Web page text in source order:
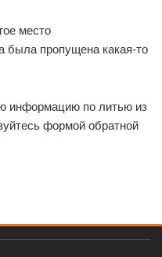
место
была пропущена какая-то
информацию по литью из
формой обратной